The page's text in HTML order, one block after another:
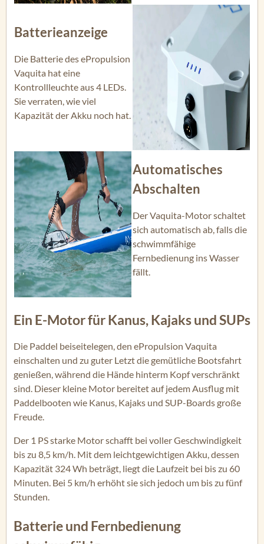
Batterieanzeige
Die Batterie des ePropulsion
Vaquita hat eine
Kontrollleuchte aus 4 LEDs.
Sie verraten, wie viel
Kapazität der Akku noch hat.
Automatisches
Abschalten
Der Vaquita-Motor schaltet
sich automatisch ab, falls die
schwimmfähige
Fernbedienung ins Wasser
fällt.
Ein E-Motor für Kanus, Kajaks und SUPs
Die Paddel beiseitelegen, den ePropulsion Vaquita
einschalten und zu guter Letzt die gemütliche Bootsfahrt
genießen, während die Hände hinterm Kopf verschränkt
sind. Dieser kleine Motor bereitet auf jedem Ausflug mit
Paddelbooten wie Kanus, Kajaks und SUP-Boards große
Freude.
Der 1 PS starke Motor schafft bei voller Geschwindigkeit
bis zu 8,5 km/h. Mit dem leichtgewichtigen Akku, dessen
Kapazität 324 Wh beträgt, liegt die Laufzeit bei bis zu 60
Minuten. Bei 5 km/h erhöht sie sich jedoch um bis zu fünf
Stunden.
Batterie und Fernbedienung